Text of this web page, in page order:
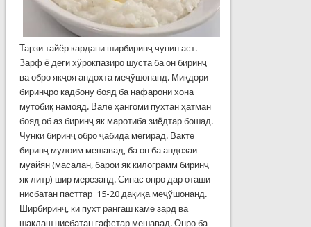
Тарзи тайёр кардани ширбиринҷ чунин аст.
Зарф ё деги хўрокпазиро шуста ба он биринҷ
ва обро якҷоя андохта меҷўшонанд. Миқдори
биринҷро кадбону бояд ба нафарони хона
мутобиқ намояд. Вале ҳангоми пухтан ҳатман
бояд об аз биринҷ як маротиба зиёдтар бошад.
Чунки биринҷ обро ҷабида мегирад. Вакте
биринҷ мулоим мешавад, ба он ба андозаи
муайян (масалан, барои як килограмм биринҷ
як литр) шир мерезанд. Сипас онро дар оташи
нисбатан пасттар 15-20 дақиқа меҷўшонанд.
Ширбиринҷ, ки пухт рангаш каме зард ва
шаклаш нисбатан ғафстар мешавад. Онро ба